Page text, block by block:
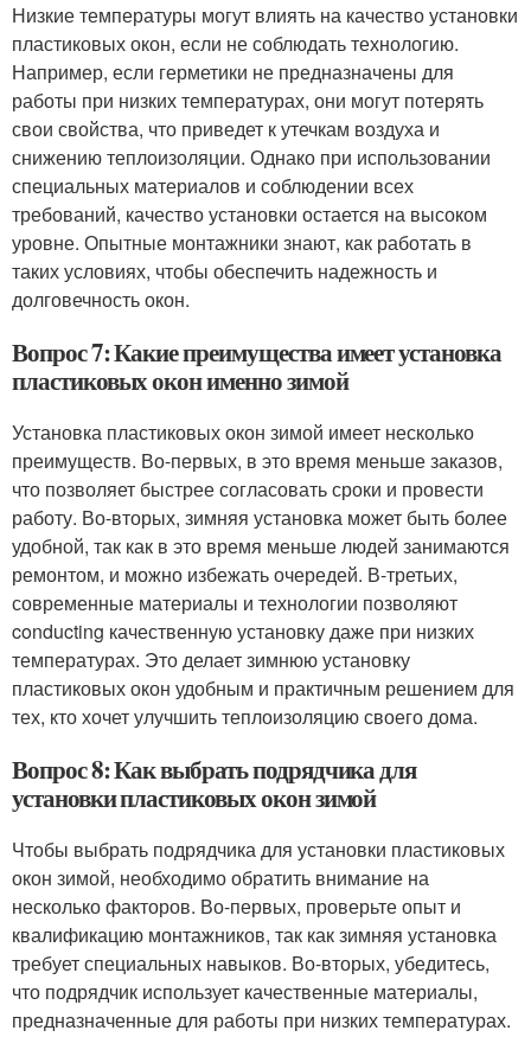
Низкие температуры могут влиять на качество установки
пластиковых окон, если не соблюдать технологию.
Например, если герметики не предназначены для
работы при низких температурах, они могут потерять
свои свойства, что приведет к утечкам воздуха и
снижению теплоизоляции. Однако при использовании
специальных материалов и соблюдении всех
требований, качество установки остается на высоком
уровне. Опытные монтажники знают, как работать в
таких условиях, чтобы обеспечить надежность и
долговечность окон.
Вопрос 7: Какие преимущества имеет установка
пластиковых окон именно зимой
Установка пластиковых окон зимой имеет несколько
преимуществ. Во-первых, в это время меньше заказов,
что позволяет быстрее согласовать сроки и провести
работу. Во-вторых, зимняя установка может быть более
удобной, так как в это время меньше людей занимаются
ремонтом, и можно избежать очередей. В-третьих,
современные материалы и технологии позволяют
conducting качественную установку даже при низких
температурах. Это делает зимнюю установку
пластиковых окон удобным и практичным решением для
тех, кто хочет улучшить теплоизоляцию своего дома.
Вопрос 8: Как выбрать подрядчика для
установки пластиковых окон зимой
Чтобы выбрать подрядчика для установки пластиковых
окон зимой, необходимо обратить внимание на
несколько факторов. Во-первых, проверьте опыт и
квалификацию монтажников, так как зимняя установка
требует специальных навыков. Во-вторых, убедитесь,
что подрядчик использует качественные материалы,
предназначенные для работы при низких температурах.